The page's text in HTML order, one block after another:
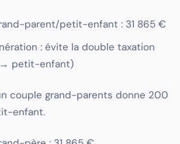
parent/petit-enfant : 31 865 €
: évite la double taxation
petit-enfant)
couple grand-parents donne 200
enfant.